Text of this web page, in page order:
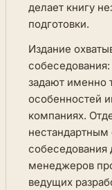
делает книгу
подготовки.
Издание
задают именно
особенностей
компаниях.
нестандартным
собеседования
менеджеров
ведущих